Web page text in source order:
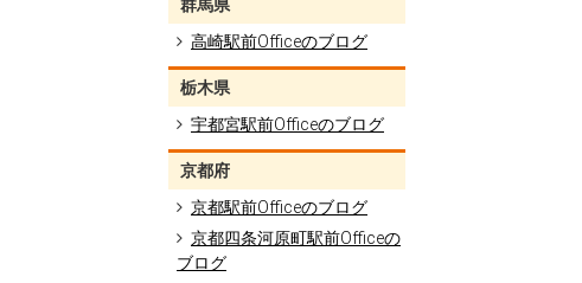
群馬県
高崎駅前Officeのブログ
栃木県
宇都宮駅前Officeのブログ
京都府
京都駅前Officeのブログ
京都四条河原町駅前Officeの
ブログ